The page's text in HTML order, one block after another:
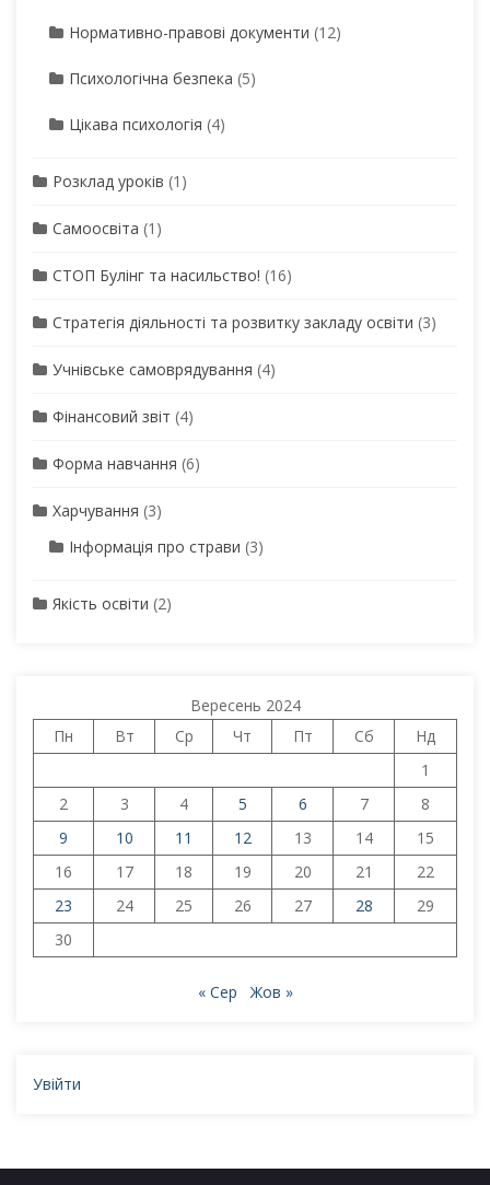
Нормативно-правові документи (12)
Психологічна безпека (5)
Цікава психологія (4)
Розклад уроків (1)
Самоосвіта (1)
СТОП Булінг та насильство! (16)
Стратегія діяльності та розвитку закладу освіти (3)
Учнівське самоврядування (4)
Фінансовий звіт (4)
Форма навчання (6)
Харчування (3)
Інформація про страви (3)
Якість освіти (2)
Вересень 2024
Пн
Вт Ср Чт Пт Сб
Нд
1
2
3 4 5 6 7
8
9
10 11 12 13 14
15
16
17 18 19 20 21
22
23
24 25 26 27 28
29
30
« Сер Жов »
Увійти